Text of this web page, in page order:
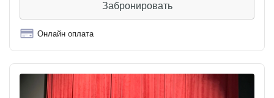
Забронировать
Онлайн оплата